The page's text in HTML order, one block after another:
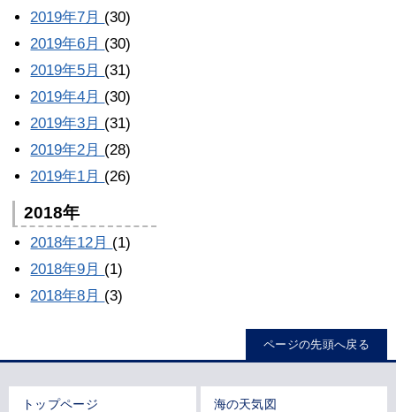
2019年7月 (30)
2019年6月 (30)
2019年5月 (31)
2019年4月 (30)
2019年3月 (31)
2019年2月 (28)
2019年1月 (26)
2018年
2018年12月 (1)
2018年9月 (1)
2018年8月 (3)
ページの先頭へ戻る
トップページ 海の天気図